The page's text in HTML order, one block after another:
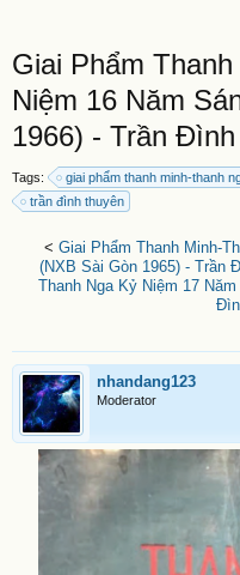
Giai Phẩm
Niệm 16 Năm
1966) - Trần
Tags: giai phẩm thanh minh-thanh
trần đình thuyên
< Giai Phẩm Thanh Minh-
(NXB Sài Gòn 1965) - Trần
Thanh Nga Kỷ Niệm 17
nhandang123
Moderator